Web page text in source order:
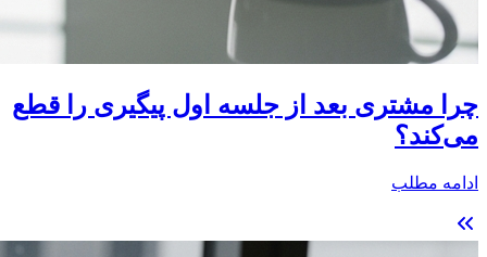
چرا مشتری بعد از جلسه اول پیگیری را قطع
می‌کند؟
ادامه مطلب